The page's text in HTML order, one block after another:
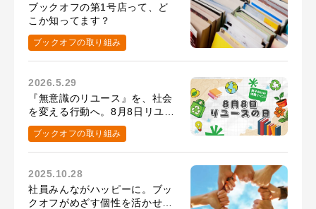
ブックオフの第1号店って、ど
こか知ってます？
ブックオフの取り組み
2026.5.29
『無意識のリユース』を、社会
を変える行動へ。8月8日リユー
スの日の取り組み
ブックオフの取り組み
2025.10.28
社員みんながハッピーに。ブッ
クオフがめざす個性を活かせる